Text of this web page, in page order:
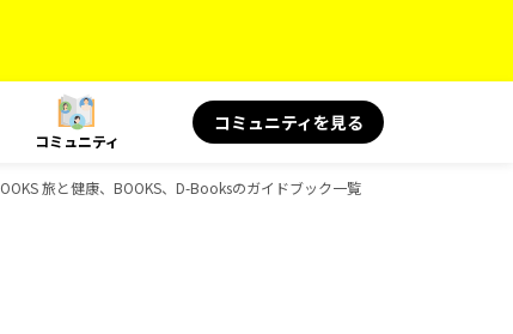
コミュニティ
コミュニティを見る
旅と健康、BOOKS、D-Booksのガイドブック一覧